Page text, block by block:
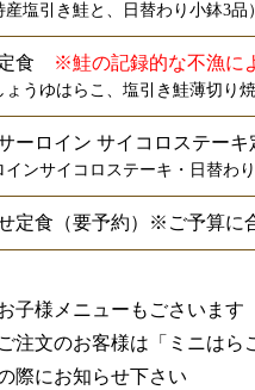
産塩引き鮭と、日替わり小鉢3品）
食 ※鮭の記録的な不漁に
ょうゆはらこ、塩引き鮭薄切り
ーロイン サイコロステーキ
インサイコロステーキ・日替わ
定食（要予約）※ご予算に
子様メニューもごさいます
注文のお客様は「ミニはら
際にお知らせ下さい